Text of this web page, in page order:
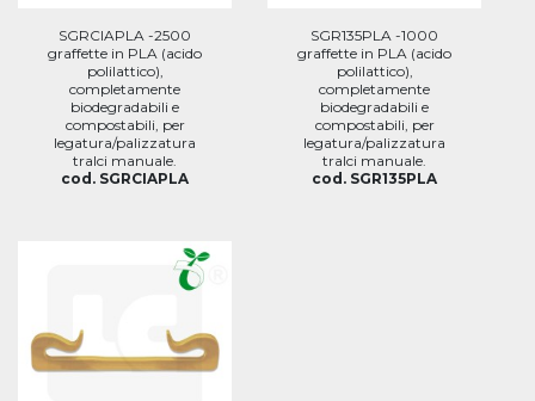
SGRCIAPLA -2500
graffette in PLA (acido
polilattico),
completamente
biodegradabili e
compostabili, per
legatura/palizzatura
tralci manuale.
cod. SGRCIAPLA
SGR135PLA -1000
graffette in PLA (acido
polilattico),
completamente
biodegradabili e
compostabili, per
legatura/palizzatura
tralci manuale.
cod. SGR135PLA